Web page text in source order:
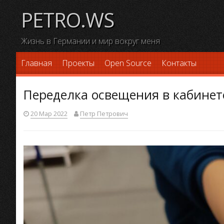
content
PETRO.WS
Жизнь в Германии и мир вокруг меня
Главная
Проекты Open Source Контакты
Переделка освещения в
20 Мар 2022 Петр Петрович